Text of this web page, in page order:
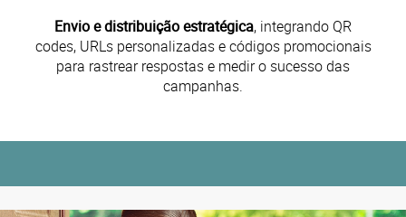
Envio e distribuição estratégica, integrando QR
codes, URLs personalizadas e códigos promocionais
para rastrear respostas e medir o sucesso das
campanhas.